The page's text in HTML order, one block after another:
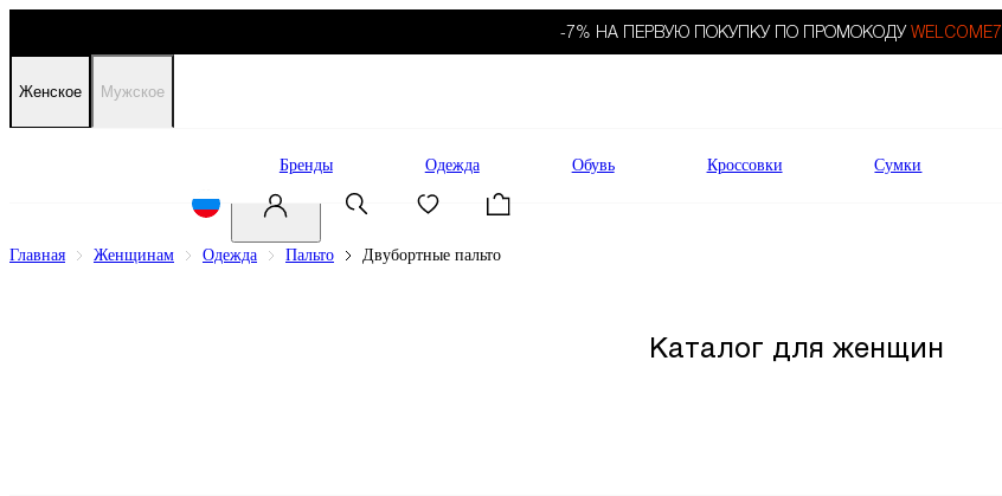
-7% НА ПЕРВУЮ ПОКУПКУ ПО ПРОМОКОДУ WELCOME7.
Женское Мужское
Бренды Одежда Обувь Кроссовки Сумки
Главная Женщинам Одежда Пальто Двубортные пальто
Каталог для женщин